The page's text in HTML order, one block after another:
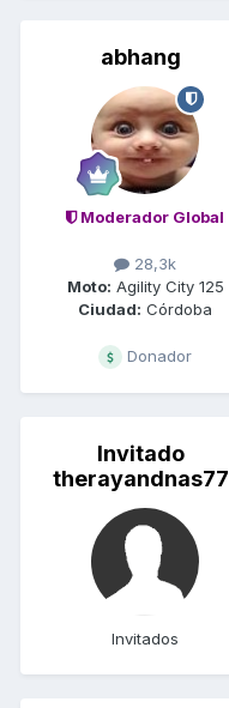
abhang
Moderador Global
28,3k
Moto: Agility City 125
Ciudad: Córdoba
Donador
Invitado
therayandnas77
Invitados